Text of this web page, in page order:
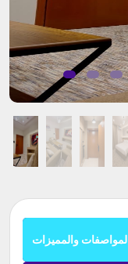
المواصفات والمميزات